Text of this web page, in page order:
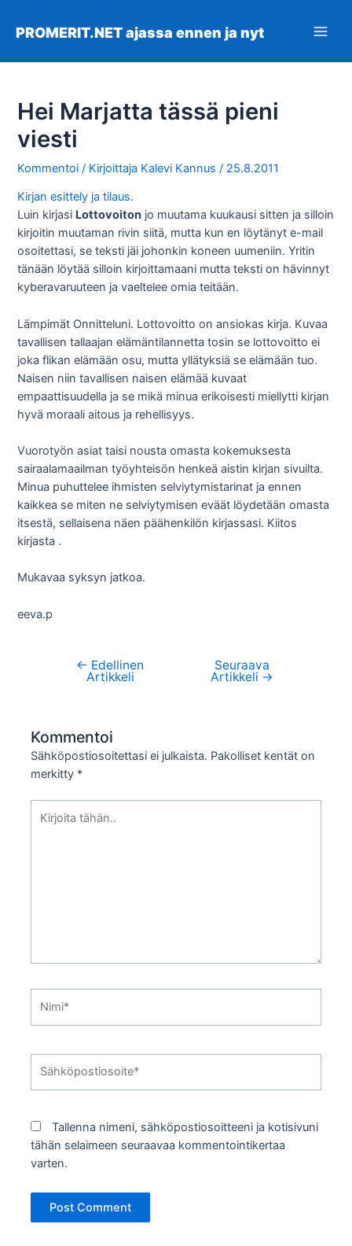
sisältöön
PROMERIT.NET ajassa ennen ja nyt
Hei Marjatta tässä pieni
viesti
Kommentoi / Kirjoittaja Kalevi Kannus/ 25.8.2011
Kirjan esittely ja tilaus.
Luin kirjasi Lottovoiton jo muutama kuukausi sitten ja silloin
kirjoitin muutaman rivin siitä, mutta kun en löytänyt e-mail
osoitettasi, se teksti jäi johonkin koneen uumeniin. Yritin
tänään löytää silloin kirjoittamaani mutta teksti on hävinnyt
kyberavaruuteen ja vaeltelee omia teitään.
Lämpimät Onnitteluni. Lottovoitto on ansiokas kirja. Kuvaa
tavallisen tallaajan elämäntilannetta tosin se lottovoitto ei
joka flikan elämään osu, mutta yllätyksiä se elämään tuo.
Naisen niin tavallisen naisen elämää kuvaat
empaattisuudella ja se mikä minua erikoisesti miellytti kirjan
hyvä moraali aitous ja rehellisyys.
Vuorotyön asiat taisi nousta omasta kokemuksesta
sairaalamaailman työyhteisön henkeä aistin kirjan sivuilta.
Minua puhuttelee ihmisten selviytymistarinat ja ennen
kaikkea se miten ne selviytymisen eväät löydetään omasta
itsestä, sellaisena näen päähenkilön kirjassasi. Kiitos
kirjasta .
Mukavaa syksyn jatkoa.
eeva.p
Artikkelien
← Edellinen
Artikkeli
Seuraava
Artikkeli →
Kommentoi
Sähköpostiosoitettasi ei julkaista. Pakolliset kentät on
merkitty *
tähän..
Tallenna nimeni, sähköpostiosoitteeni ja kotisivuni
tähän selaimeen seuraavaa kommentointikertaa
varten.